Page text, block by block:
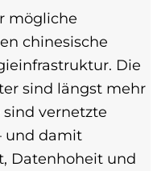
mögliche
chinesische
Die
sind längst mehr
vernetzte
und damit
Datenhoheit und